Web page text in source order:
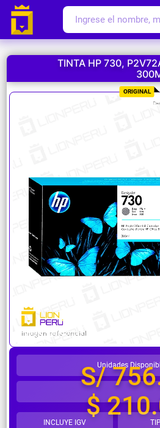
YA
SOY
TINTA HP 730,
ORIGINAL
Unidades
S/
$
INCLUYE IGV